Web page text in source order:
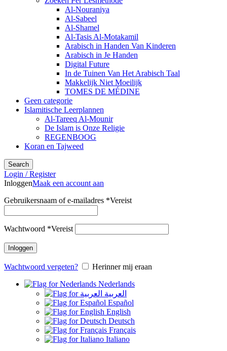
Al-Nouraniya
Al-Sabeel
Al-Shamel
Al-Tasis Al-Motakamil
Arabisch in Handen Van Kinderen
Arabisch in Je Handen
Digital Future
In de Tuinen Van Het Arabisch Taal
Makkelijk Niet Moeilijk
TOMES DE MÉDINE
Geen categorie
Islamitische Leerplannen
Al-Tareeq Al-Mounir
De Islam is Onze Religie
REGENBOOG
Koran en Tajweed
Search
Login / Register
InloggenMaak een account aan
Gebruikersnaam of e-mailadres *Vereist
Wachtwoord *Vereist
Inloggen
Wachtwoord vergeten?
Herinner mij eraan
Nederlands
العربية
Español
English
Deutsch
Français
Italiano